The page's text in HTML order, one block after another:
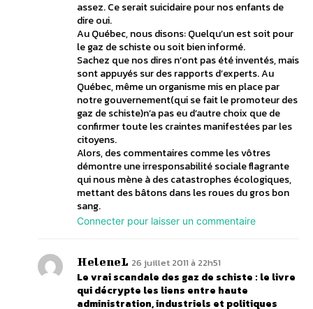
assez. Ce serait suicidaire pour nos enfants de
dire oui.
Au Québec, nous disons: Quelqu’un est soit pour
le gaz de schiste ou soit bien informé.
Sachez que nos dires n’ont pas été inventés, mais
sont appuyés sur des rapports d’experts. Au
Québec, même un organisme mis en place par
notre gouvernement(qui se fait le promoteur des
gaz de schiste)n’a pas eu d’autre choix que de
confirmer toute les craintes manifestées par les
citoyens.
Alors, des commentaires comme les vôtres
démontre une irresponsabilité sociale flagrante
qui nous mène à des catastrophes écologiques,
mettant des bâtons dans les roues du gros bon
sang.
Connecter pour laisser un commentaire
HeleneL 26 juillet 2011 à 22h51
Le vrai scandale des gaz de schiste : le livre
qui décrypte les liens entre haute
administration, industriels et politiques